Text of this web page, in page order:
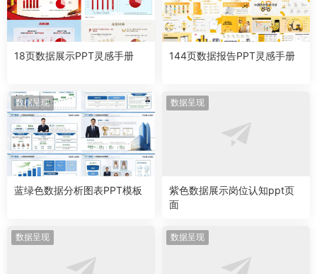
18页数据展示PPT灵感手册 144页数据报告PPT灵感手册
数据呈现
蓝绿色数据分析图表PPT模板
数据呈现
紫色数据展示岗位认知ppt页
面
数据呈现 数据呈现